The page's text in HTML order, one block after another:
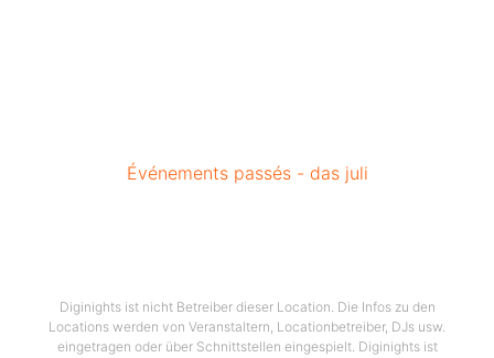
Événements passés - das juli
Diginights ist nicht Betreiber dieser Location. Die Infos zu den
Locations werden von Veranstaltern, Locationbetreiber, DJs usw.
eingetragen oder über Schnittstellen eingespielt. Diginights ist